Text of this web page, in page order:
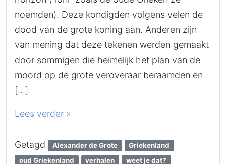
noemden). Deze kondigden volgens velen de
dood van de grote koning aan. Anderen zijn
van mening dat deze tekenen werden gemaakt
door sommigen die heimelijk het plan van de
moord op de grote veroveraar beraamden en
[…]
Lees verder »
Getagd Alexander de Grote
Griekenland
oud Griekenland
verhalen weet je dat?